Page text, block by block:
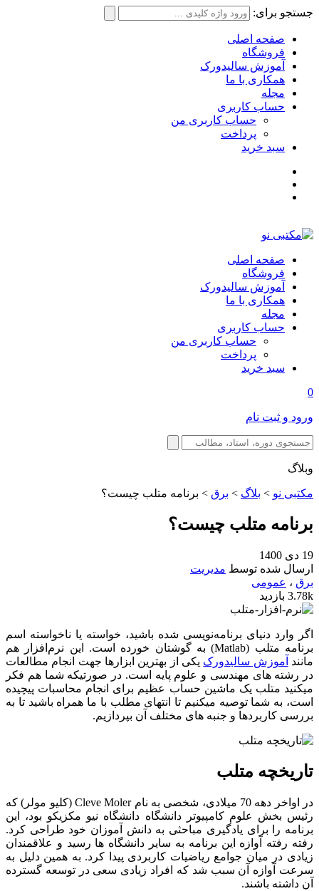
جستجو برای:
صفحه اصلی
فروشگاه
آموزش سالیدورک
همکاری با ما
مجله
حساب کاربری
حساب کاربری من
پرداخت
سبد خرید
صفحه اصلی
فروشگاه
آموزش سالیدورک
همکاری با ما
مجله
حساب کاربری
حساب کاربری من
پرداخت
سبد خرید
0
ورود و ثبت نام
وبلاگ
مکتبی نو > بلاگ > برق > برنامه متلب چیست؟
برنامه متلب چیست؟
19 دی 1400
ارسال شده توسط مدیریت
برق ، عمومی
3.78k بازدید
اگر وارد دنیای برنامه‌نویسی شده باشید، خواسته یا ناخواسته اسم
برنامه متلب (Matlab) به گوشتان خورده است. این نرم‌افزار هم
مانند آموزش سالیدورک یکی از بهترین ابزارها جهت انجام مطالعات
در رشته­ های مهندسی و علوم پایه است. در صورتیکه شما هم فکر
می­کنید متلب یک ماشین حساب عظیم برای انجام محاسبات پیچیده
است، به شما توصیه می­کنیم تا انتهای مطلب با ما همراه باشید تا به
بررسی کاربردها و جنبه­ های مختلف آن بپردازیم.
تاریخچه متلب
در اواخر دهه 70 میلادی، شخصی به نام Cleve Moler (کلیو مولر) که
رئیس بخش علوم کامپیوتر دانشگاه دانشگاه نیو مکزیکو بود، این
برنامه را برای یادگیری مباحثی به دانش آموزان خود طراحی کرد.
رفته رفته آوازه این برنامه به سایر دانشگاه ­ها رسید و علاقمندان
زیادی در میان جوامع ریاضیات کاربردی پیدا کرد. به همین دلیل به
سرعت آوازه آن سبب شد که افراد زیادی سعی در توسعه گسترده
آن داشته باشند.